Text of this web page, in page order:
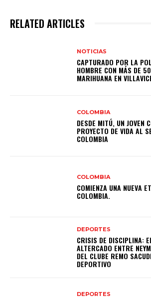
RELATED ARTICLES
NOTICIAS
CAPTURADO POR LA
HOMBRE CON MÁS DE
MARIHUANA EN
COLOMBIA
DESDE MITÚ, UN JOVEN
PROYECTO DE VIDA AL
COLOMBIA
COLOMBIA
COMIENZA UNA NUEVA
COLOMBIA.
DEPORTES
CRISIS DE DISCIPLINA:
ALTERCADO ENTRE
DEL CLUBE REMO
DEPORTIVO
DEPORTES